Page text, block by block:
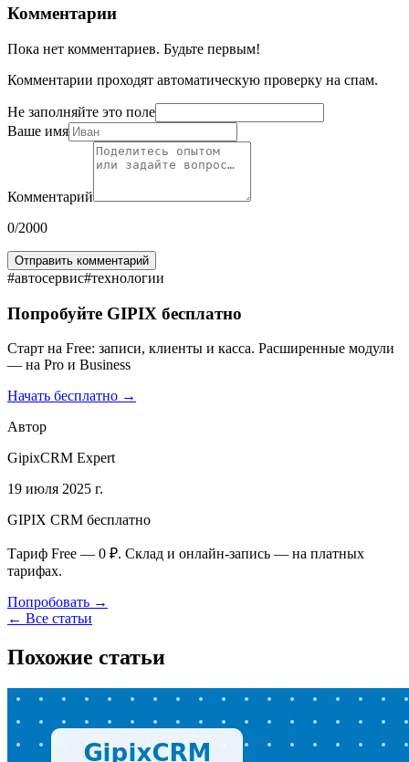
Комментарии
Пока нет комментариев. Будьте первым!
Комментарии проходят автоматическую проверку на спам.
Не заполняйте это поле
Ваше имя
Комментарий
0/2000
Отправить комментарий
#автосервис#технологии
Попробуйте GIPIX бесплатно
Старт на Free: записи, клиенты и касса. Расширенные модули
— на Pro и Business
Начать бесплатно →
Автор
GipixCRM Expert
19 июля 2025 г.
GIPIX CRM бесплатно
Тариф Free — 0 ₽. Склад и онлайн-запись — на платных
тарифах.
Попробовать →
← Все статьи
Похожие статьи